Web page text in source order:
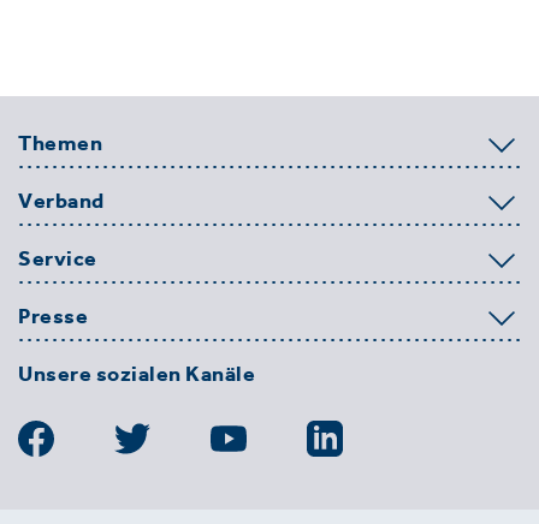
Themen
Verband
Service
Presse
Unsere sozialen Kanäle